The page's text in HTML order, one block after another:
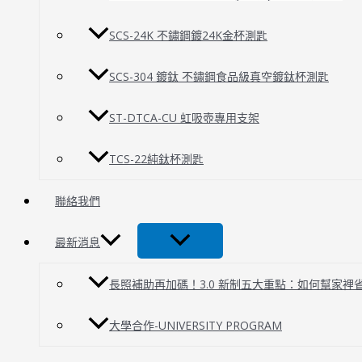
SCS-24K 不鏽鋼鍍24K金杯測匙
SCS-304 鍍鈦 不鏽鋼食品級真空鍍鈦杯測匙
ST-DTCA-CU 虹吸壺專用支架
TCS-22純鈦杯測匙
聯絡我們
最新消息
長照補助再加碼！3.0 新制五大重點：如何幫家裡
大學合作-UNIVERSITY PROGRAM